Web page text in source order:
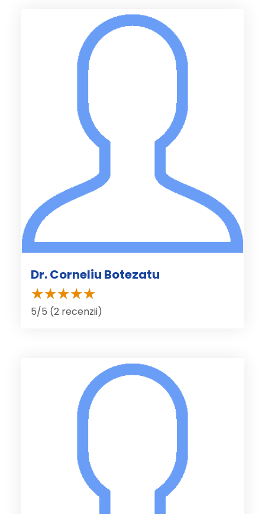
Dr. Corneliu Botezatu
5/5 (2 recenzii)